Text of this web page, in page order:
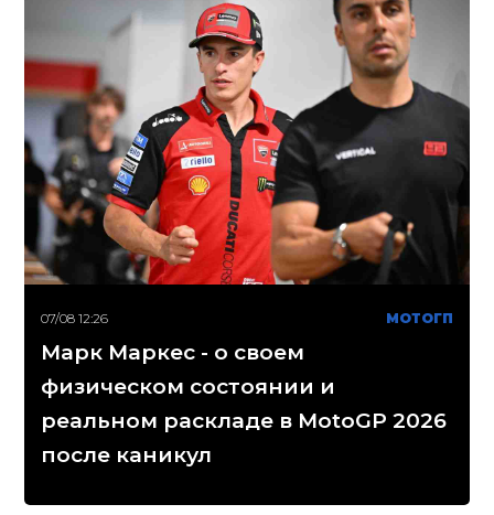
07/08 12:26 МОТОГП
Марк Маркес - о своем
физическом состоянии и
реальном раскладе в MotoGP 2026
после каникул